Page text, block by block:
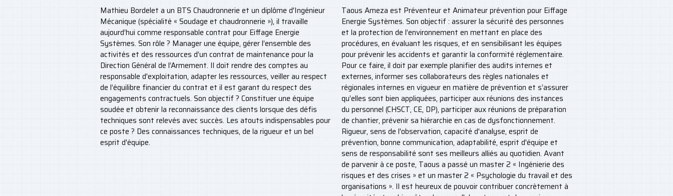
Mathieu Bordelet a un BTS Chaudronnerie et un diplôme d'Ingénieur
Mécanique (spécialité « Soudage et chaudronnerie »), il travaille
aujourd’hui comme responsable contrat pour Eiffage Energie
Systèmes. Son rôle ? Manager une équipe, gérer l’ensemble des
activités et des ressources d’un contrat de maintenance pour la
Direction Général de l’Armement. Il doit rendre des comptes au
responsable d'exploitation, adapter les ressources, veiller au respect
de l’équilibre financier du contrat et il est garant du respect des
engagements contractuels. Son objectif ? Constituer une équipe
soudée et obtenir la reconnaissance des clients lorsque des défis
techniques sont relevés avec succès. Les atouts indispensables pour
ce poste ? Des connaissances techniques, de la rigueur et un bel
esprit d'équipe.
Taous Ameza est Préventeur et Animateur prévention pour Eiffage
Energie Systèmes. Son objectif : assurer la sécurité des personnes
et la protection de l’environnement en mettant en place des
procédures, en évaluant les risques, et en sensibilisant les équipes
pour prévenir les accidents et garantir la conformité réglementaire.
Pour ce faire, il doit par exemple planifier des audits internes et
externes, informer ses collaborateurs des règles nationales et
régionales internes en vigueur en matière de prévention et s’assurer
qu’elles sont bien appliquées, participer aux réunions des instances
du personnel (CHSCT, CE, DP), participer aux réunions de préparation
de chantier, prévenir sa hiérarchie en cas de dysfonctionnement.
Rigueur, sens de l'observation, capacité d'analyse, esprit de
prévention, bonne communication, adaptabilité, esprit d'équipe et
sens de responsabilité sont ses meilleurs alliés au quotidien. Avant
de parvenir à ce poste, Taous a passé un master 2 « Ingénierie des
risques et des crises » et un master 2 « Psychologie du travail et des
organisations ». Il est heureux de pouvoir contribuer concrètement à